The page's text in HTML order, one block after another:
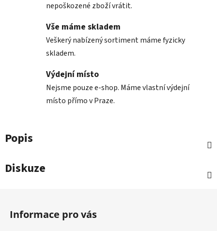
nepoškozené zboží vrátit.
Vše máme skladem
Veškerý nabízený sortiment máme fyzicky
skladem.
Výdejní místo
Nejsme pouze e-shop. Máme vlastní výdejní
místo přímo v Praze.
Popis
Diskuze
Informace pro vás